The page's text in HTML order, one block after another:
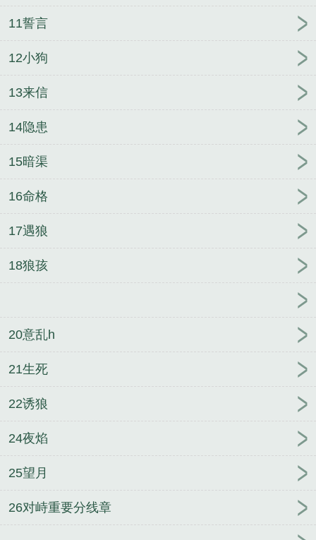
11誓言
12小狗
13来信
14隐患
15暗渠
16命格
17遇狼
18狼孩
20意乱h
21生死
22诱狼
24夜焰
25望月
26对峙重要分线章